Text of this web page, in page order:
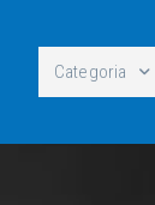
Categoria